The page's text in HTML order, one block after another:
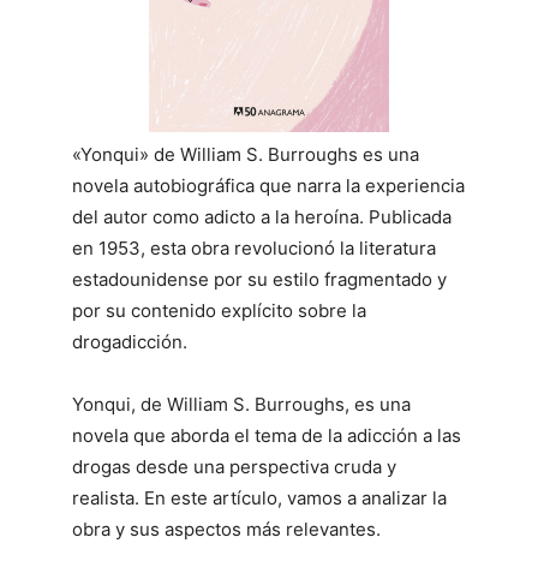
«Yonqui» de William S. Burroughs es una
novela autobiográfica que narra la experiencia
del autor como adicto a la heroína. Publicada
en 1953, esta obra revolucionó la literatura
estadounidense por su estilo fragmentado y
por su contenido explícito sobre la
drogadicción.
Yonqui, de William S. Burroughs, es una
novela que aborda el tema de la adicción a las
drogas desde una perspectiva cruda y
realista. En este artículo, vamos a analizar la
obra y sus aspectos más relevantes.